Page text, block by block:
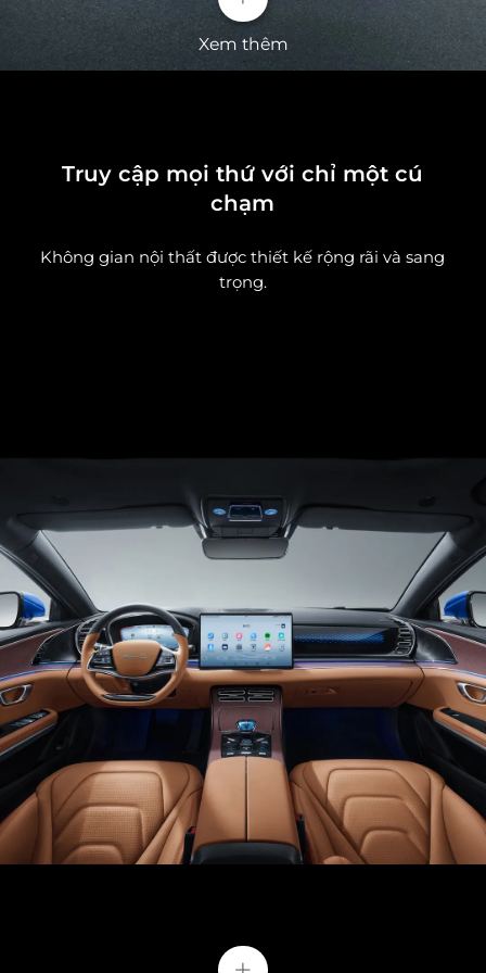
Xem thêm
Ngôn ngữ thiết kế "Dragon Face"
Tay nắm cửa thông minh
Được tích hợp hoàn hảo vào thân xe, tay nắm cửa
ẩn tự động mở ra khi bạn bước đến chiếc xe. Trang
bị này giúp cải thiện khả năng khí động học, giảm
dòng xoáy bên hông xe hiệu quả cũng như giảm
Truy cập mọi thứ với chỉ một cú
chạm
Không gian nội thất được thiết kế rộng rãi và sang
trọng.